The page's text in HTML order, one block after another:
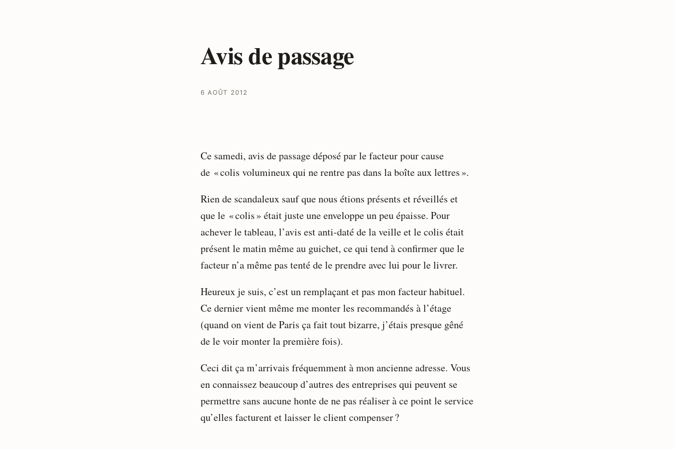
Avis de passage
6 AOÛT 2012
Ce samedi, avis de passage déposé par le facteur pour cause
de « colis volumineux qui ne rentre pas dans la boîte aux lettres ».
Rien de scandaleux sauf que nous étions présents et réveillés et
que le « colis » était juste une enveloppe un peu épaisse. Pour
achever le tableau, l’avis est anti-daté de la veille et le colis était
présent le matin même au guichet, ce qui tend à confirmer que le
facteur n’a même pas tenté de le prendre avec lui pour le livrer.
Heureux je suis, c’est un remplaçant et pas mon facteur habituel.
Ce dernier vient même me monter les recommandés à l’étage
(quand on vient de Paris ça fait tout bizarre, j’étais presque gêné
de le voir monter la première fois).
Ceci dit ça m’arrivais fréquemment à mon ancienne adresse. Vous
en connaissez beaucoup d’autres des entreprises qui peuvent se
permettre sans aucune honte de ne pas réaliser à ce point le service
qu’elles facturent et laisser le client compenser ?